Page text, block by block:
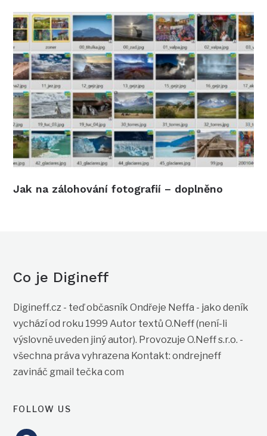
Jak na zálohování fotografií – doplněno
Co je Digineff
Digineff.cz - teď občasník Ondřeje Neffa - jako deník
vychází od roku 1999 Autor textů O.Neff (není-li
výslovně uveden jiný autor). Provozuje O.Neff s.r.o. -
všechna práva vyhrazena Kontakt: ondrejneff
zavináč gmail tečka com
FOLLOW US